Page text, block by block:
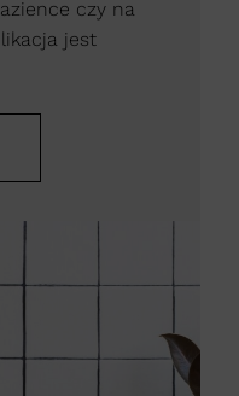
czy na
jest